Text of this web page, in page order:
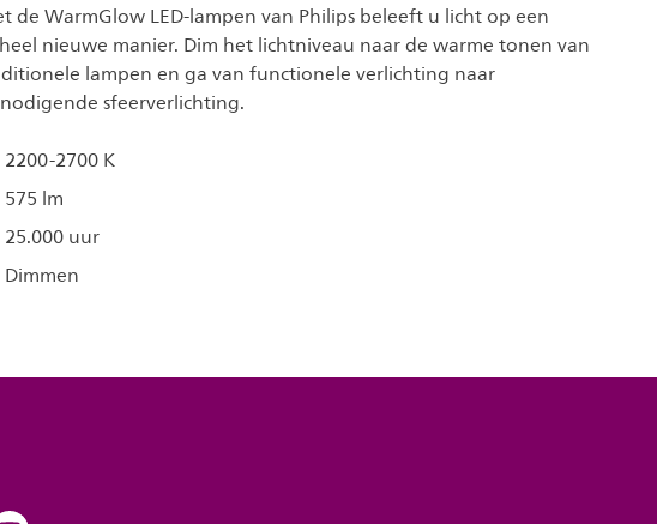
de WarmGlow LED-lampen van Philips beleeft u licht op een
nieuwe manier. Dim het lichtniveau naar de warme tonen van
lampen en ga van functionele verlichting naar
sfeerverlichting.
2200-2700 K
575 lm
25.000 uur
Dimmen